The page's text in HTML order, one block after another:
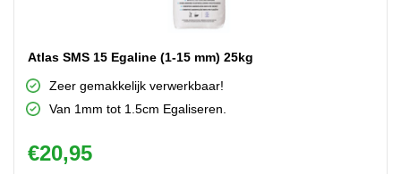
Atlas SMS 15 Egaline (1-15 mm) 25kg
Zeer gemakkelijk verwerkbaar!
Van 1mm tot 1.5cm Egaliseren.
€20,95